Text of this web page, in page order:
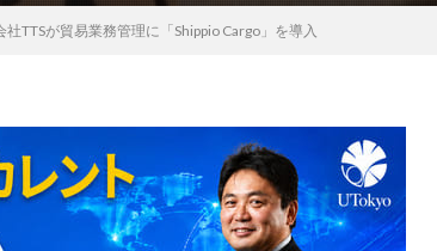
TTSが貿易業務管理に「Shippio Cargo」を導入